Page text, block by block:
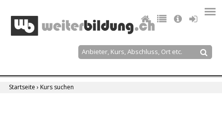
navigation
Suche
Startseite › Kurs suchen